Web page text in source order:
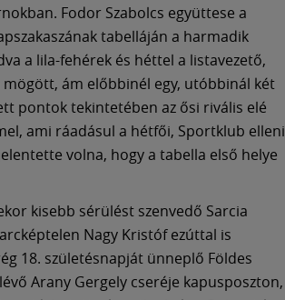
Fodor Szabolcs együttese a
tabelláján a harmadik
a lila-fehérek és héttel a listavezető,
ám előbbinél egy, utóbbinál két
pontok tekintetében az ősi rivális elé
ami ráadásul a hétfői, Sportklub elleni
volna, hogy a tabella első helye
kisebb sérülést szenvedő Sarcia
Nagy Kristóf ezúttal is
18. születésnapját ünneplő Földes
Arany Gergely cseréje kapusposzton,